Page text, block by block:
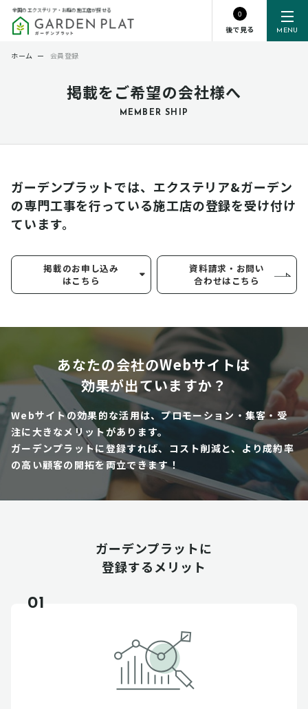
MENU
全国のエクステリア・お庭の施工店が探せる
0
後で見る
掲載をご希望の会社様へ
MEMBER SHIP
ホーム ー 会員登録
ガーデンプラットでは、エクステリア&ガーデン
の専門工事を行っている施工店の登録を受け付け
ています。
掲載のお申し込み
はこちら
資料請求・お問い
合わせはこちら
あなたの会社のWebサイトは
効果が出ていますか？
Webサイトの効果的な活用は、プロモーション・集客・受
注に大きなメリットがあります。
ガーデンプラットに登録すれば、コスト削減と、より成約率
の高い顧客の開拓を両立できます！
ガーデンプラットに
登録するメリット
01